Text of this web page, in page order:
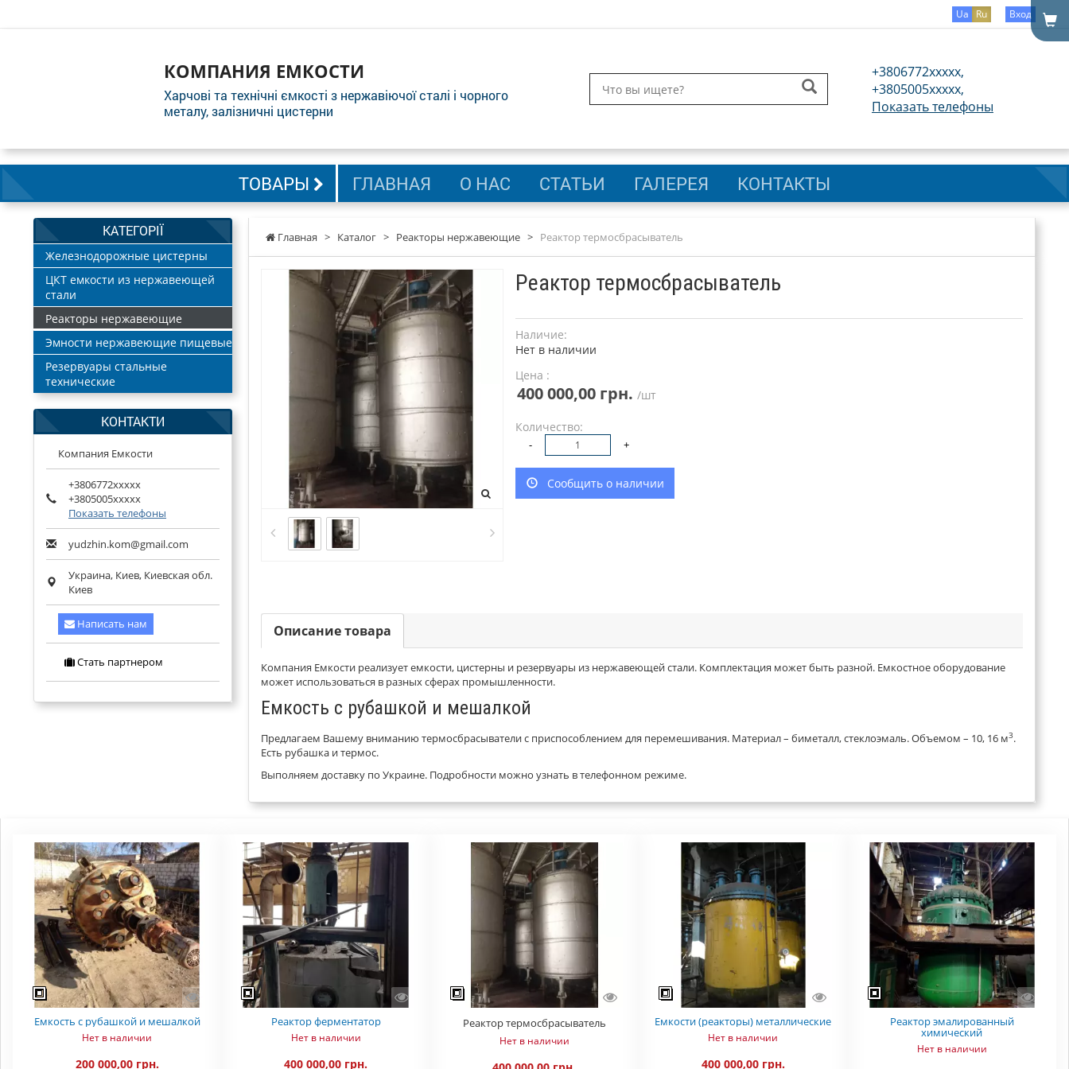
Ua Ru Вход
КОМПАНИЯ ЕМКОСТИ
Харчові та технічні ємкості з нержавіючої сталі і чорного
металу, залізничні цистерни
+3806772xxxxx,
+3805005xxxxx,
Показать телефоны
ТОВАРЫ ГЛАВНАЯ О НАС СТАТЬИ ГАЛЕРЕЯ КОНТАКТЫ
Главная > Каталог > Реакторы нержавеющие > Реактор термосбрасыватель
Реактор термосбрасыватель
Наличие:
Нет в наличии
Цена :
400 000,00 грн. /шт
Количество:
- +
Сообщить о наличии
Описание товара
Компания Емкости реализует емкости, цистерны и резервуары из нержавеющей стали. Комплектация может быть разной. Емкостное оборудование
может использоваться в разных сферах промышленности.
Емкость с рубашкой и мешалкой
Предлагаем Вашему вниманию термосбрасыватели с приспособлением для перемешивания. Материал – биметалл, стеклоэмаль. Объемом – 10, 16 м3.
Есть рубашка и термос.
Выполняем доставку по Украине. Подробности можно узнать в телефонном режиме.
КАТЕГОРІЇ
Железнодорожные цистерны
ЦКТ емкости из нержавеющей
стали
Реакторы нержавеющие
Эмности нержавеющие пищевые
Резервуары стальные
технические
КОНТАКТИ
Компания Емкости
+3806772xxxxx
+3805005xxxxx
Показать телефоны
yudzhin.kom@gmail.com
Украина, Киев, Киевская обл.
Киев
Написать нам
Стать партнером
Емкость с рубашкой и мешалкой
Нет в наличии
200 000,00 грн.
Реактор ферментатор
Нет в наличии
400 000,00 грн.
Реактор термосбрасыватель
Нет в наличии
Емкости (реакторы) металлические
Нет в наличии
400 000,00 грн.
Реактор эмалированный
химический
Нет в наличии